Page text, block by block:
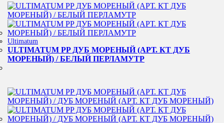
Ultimatum
ULTIMATUM PP ДУБ МОРЕНЫЙ (АРТ. КТ ДУБ
МОРЕНЫЙ) / БЕЛЫЙ ПЕРЛАМУТР